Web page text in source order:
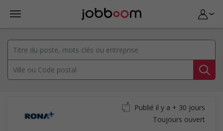
Publié il y a + 30 jours
Toujours ouvert